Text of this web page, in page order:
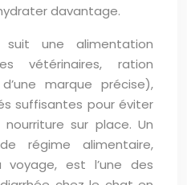
davantage.
une alimentation
vétérinaires, ration
marque précise),
suffisantes pour éviter
sur place. Un
régime alimentaire,
est l’une des